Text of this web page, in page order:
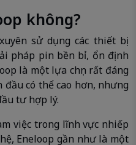
không?
sử dụng các thiết bị
pháp pin bền bỉ, ổn định
là một lựa chọn rất đáng
đầu có thể cao hơn, nhưng
tư hợp lý.
việc trong lĩnh vực nhiếp
Eneloop gần như là một